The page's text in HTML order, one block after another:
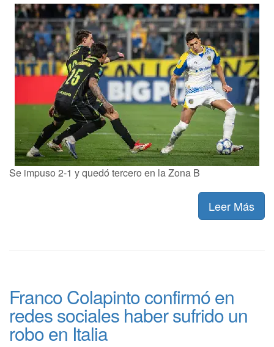
Se impuso 2-1 y quedó tercero en la Zona B
Leer Más
Franco Colapinto confirmó en
redes sociales haber sufrido un
robo en Italia